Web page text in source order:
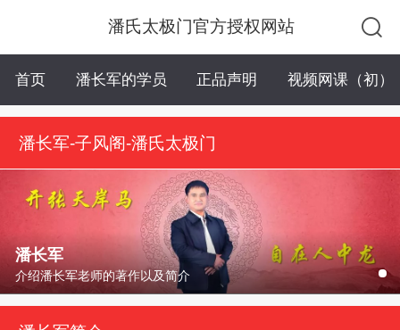
潘氏太极门官方授权网站
首页 潘长军的学员 正品声明 视频网课（初）
潘长军-子风阁-潘氏太极门
潘长军
介绍潘长军老师的著作以及简介